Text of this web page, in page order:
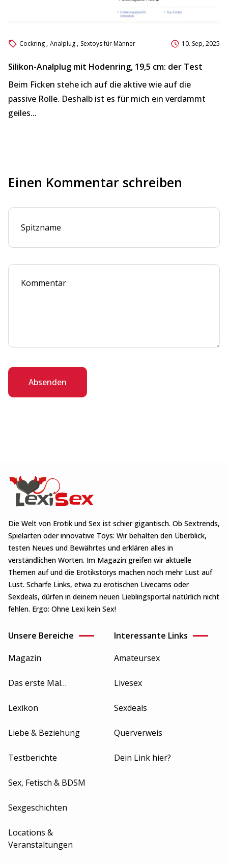
Cockring , Analplug , Sextoys für Männer 10. Sep, 2025
Silikon-Analplug mit Hodenring, 19,5 cm: der Test
Beim Ficken stehe ich auf die aktive wie auf die
passive Rolle. Deshalb ist es für mich ein verdammt
geiles...
Einen Kommentar schreiben
Absenden
Die Welt von Erotik und Sex ist schier gigantisch. Ob Sextrends,
Spielarten oder innovative Toys: Wir behalten den Überblick,
testen Neues und Bewährtes und erklären alles in
verständlichen Worten. Im Magazin greifen wir aktuelle
Themen auf und die Erotikstorys machen noch mehr Lust auf
Lust. Scharfe Links, etwa zu erotischen Livecams oder
Sexdeals, dürfen in deinem neuen Lieblingsportal natürlich nicht
fehlen. Ergo: Ohne Lexi kein Sex!
Unsere Bereiche
Magazin
Das erste Mal…
Lexikon
Liebe & Beziehung
Testberichte
Sex, Fetisch & BDSM
Sexgeschichten
Locations &
Veranstaltungen
Interessante Links
Amateursex
Livesex
Sexdeals
Querverweis
Dein Link hier?